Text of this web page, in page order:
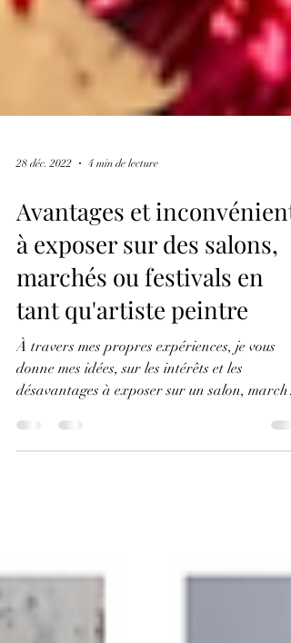
4 min de lecture
Avantages et inconvénients
à exposer sur des salons,
marchés ou festivals en
tant qu'artiste peintre
À travers mes propres expériences, je vous
donne mes idées, sur les intérêts et les
désavantages à exposer sur un salon, marché
ou festival